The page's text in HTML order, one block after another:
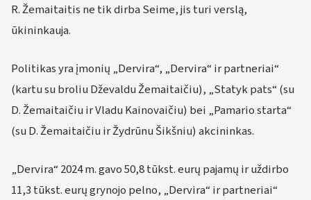
R. Žemaitaitis ne tik dirba Seime, jis turi verslą,
ūkininkauja.
Politikas yra įmonių „Dervira“, „Dervira“ ir partneriai“
(kartu su broliu Dževaldu Žemaitaičiu), „Statyk pats“ (su
D. Žemaitaičiu ir Vladu Kainovaičiu) bei „Pamario starta“
(su D. Žemaitaičiu ir Žydrūnu Šikšniu) akcininkas.
„Dervira“ 2024 m. gavo 50,8 tūkst. eurų pajamų ir uždirbo
11,3 tūkst. eurų grynojo pelno, „Dervira“ ir partneriai“